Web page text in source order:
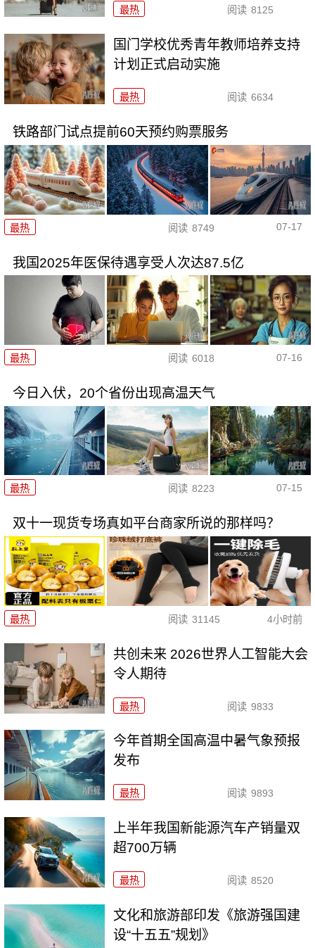
最热 阅读 8125
国门学校优秀青年教师培养支持
计划正式启动实施
最热 阅读 6634
铁路部门试点提前60天预约购票服务
最热 阅读 8749 07-17
我国2025年医保待遇享受人次达87.5亿
最热 阅读 6018 07-16
今日入伏，20个省份出现高温天气
最热 阅读 8223 07-15
双十一现货专场真如平台商家所说的那样吗？
最热 阅读 31145 4小时前
共创未来 2026世界人工智能大会
令人期待
最热 阅读 9833
今年首期全国高温中暑气象预报
发布
最热 阅读 9893
上半年我国新能源汽车产销量双
超700万辆
最热 阅读 8520
文化和旅游部印发《旅游强国建
设“十五五”规划》